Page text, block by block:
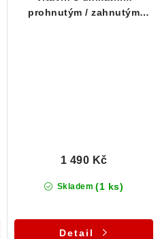
prohnutým / zahnutým
Skladem (1 ks)
1 490 Kč
Detail